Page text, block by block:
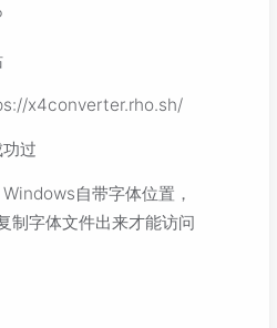
x4converter.rho.sh/
过
Windows自带字体位置，
制字体文件出来才能访问